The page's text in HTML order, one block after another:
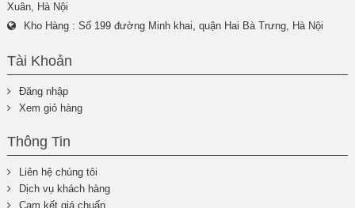
Xuân, Hà Nội
Kho Hàng : Số 199 đường Minh khai, quận Hai Bà Trưng, Hà Nội
Tài Khoản
Đăng nhập
Xem giỏ hàng
Thông Tin
Liên hệ chúng tôi
Dịch vụ khách hàng
Cam kết giá chuẩn